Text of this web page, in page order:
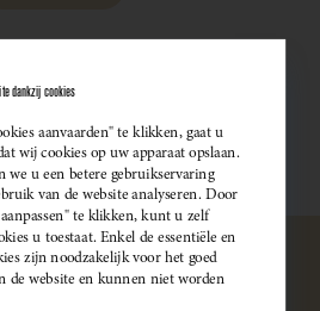
dankzij cookies
aanvaarden" te klikken, gaat u
wij cookies op uw apparaat opslaan.
we u een betere gebruikservaring
van de website analyseren. Door
te klikken, kunt u zelf
u toestaat. Enkel de essentiële en
zijn noodzakelijk voor het goed
de website en kunnen niet worden